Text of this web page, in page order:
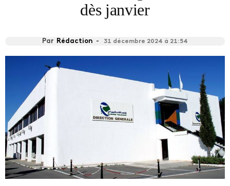
dès janvier
Par Rédaction - 31 décembre 2024 à 21:54